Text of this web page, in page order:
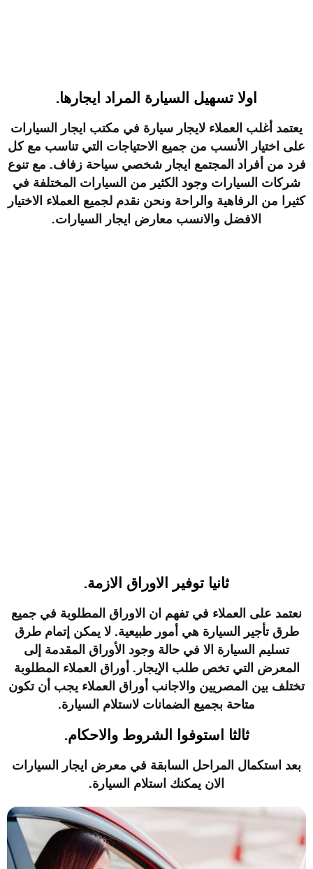
اولا تسهيل السيارة المراد ايجارها.
يعتمد أغلب العملاء لايجار سيارة في مكتب ايجار السيارات
على اختيار الأنسب من جميع الاحتياجات التي تناسب مع كل
فرد من أفراد المجتمع ايجار شخصي سياحة زفاف. مع تنوع
شركات السيارات وجود الكثير من السيارات المختلفة في
كثيرا من الرفاهية والراحة ونحن نقدم لجميع العملاء الاختيار
الافضل والانسب معارض ايجار السيارات.
ثانيا توفير الاوراق الازمة.
نعتمد على العملاء في تفهم ان الاوراق المطلوبة في جميع
طرق تأجير السيارة هي أمور طبيعية. لا يمكن إتمام طرق
تسليم السيارة الا في حالة وجود الأوراق المقدمة إلى
المعرض التي تخص طلب الإيجار. أوراق العملاء المطلوبة
تختلف بين المصريين والاجانب أوراق العملاء يجب أن تكون
متاحة بجميع الضمانات لاستلام السيارة.
ثالثا استوفوا الشروط والاحكام.
بعد استكمال المراحل السابقة في معرض ايجار السيارات
الان يمكنك استلام السيارة.